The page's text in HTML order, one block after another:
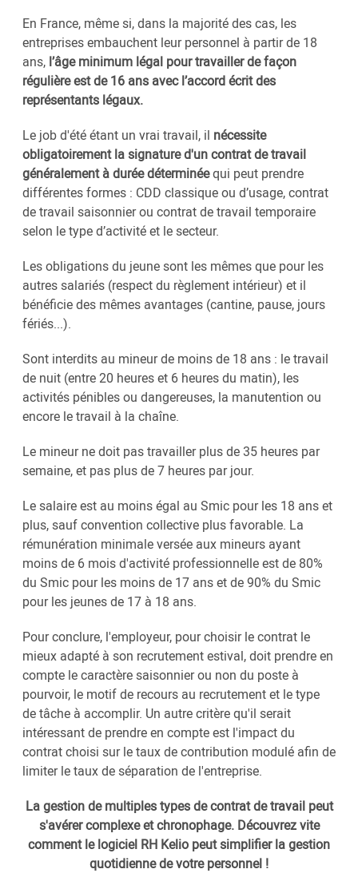
En France, même si, dans la majorité des cas, les
entreprises embauchent leur personnel à partir de 18
ans, l’âge minimum légal pour travailler de façon
régulière est de 16 ans avec l’accord écrit des
représentants légaux.
Le job d'été étant un vrai travail, il nécessite
obligatoirement la signature d'un contrat de travail
généralement à durée déterminéequi peut prendre
différentes formes : CDD classique ou d’usage, contrat
de travail saisonnier ou contrat de travail temporaire
selon le type d’activité et le secteur.
Les obligations du jeune sont les mêmes que pour les
autres salariés (respect du règlement intérieur) et il
bénéficie des mêmes avantages (cantine, pause, jours
fériés...).
Sont interdits au mineur de moins de 18 ans : le travail
de nuit (entre 20 heures et 6 heures du matin), les
activités pénibles ou dangereuses, la manutention ou
encore le travail à la chaîne.
Le mineur ne doit pas travailler plus de 35 heures par
semaine, et pas plus de 7 heures par jour.
Le salaire est au moins égal au Smic pour les 18 ans et
plus, sauf convention collective plus favorable. La
rémunération minimale versée aux mineurs ayant
moins de 6 mois d'activité professionnelle est de 80%
du Smic pour les moins de 17 ans et de 90% du Smic
pour les jeunes de 17 à 18 ans.
Pour conclure, l'employeur, pour choisir le contrat le
mieux adapté à son recrutement estival, doit prendre en
compte le caractère saisonnier ou non du poste à
pourvoir, le motif de recours au recrutement et le type
de tâche à accomplir. Un autre critère qu'il serait
intéressant de prendre en compte est l'impact du
contrat choisi sur le taux de contribution modulé afin de
limiter le taux de séparation de l'entreprise.
La gestion de multiples types de contrat de travail peut
s'avérer complexe et chronophage. Découvrez vite
comment le logiciel RH Kelio peut simplifier la gestion
quotidienne de votre personnel !